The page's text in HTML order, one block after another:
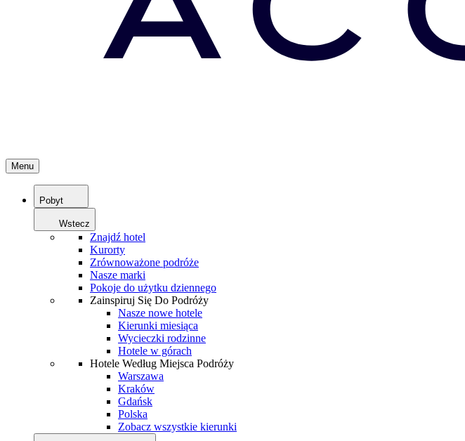
Menu
Pobyt
Wstecz
Znajdź hotel
Kurorty
Zrównoważone podróże
Nasze marki
Pokoje do użytku dziennego
Zainspiruj Się Do Podróży
Nasze nowe hotele
Kierunki miesiąca
Wycieczki rodzinne
Hotele w górach
Hotele Według Miejsca Podróży
Warszawa
Kraków
Gdańsk
Polska
Zobacz wszystkie kierunki